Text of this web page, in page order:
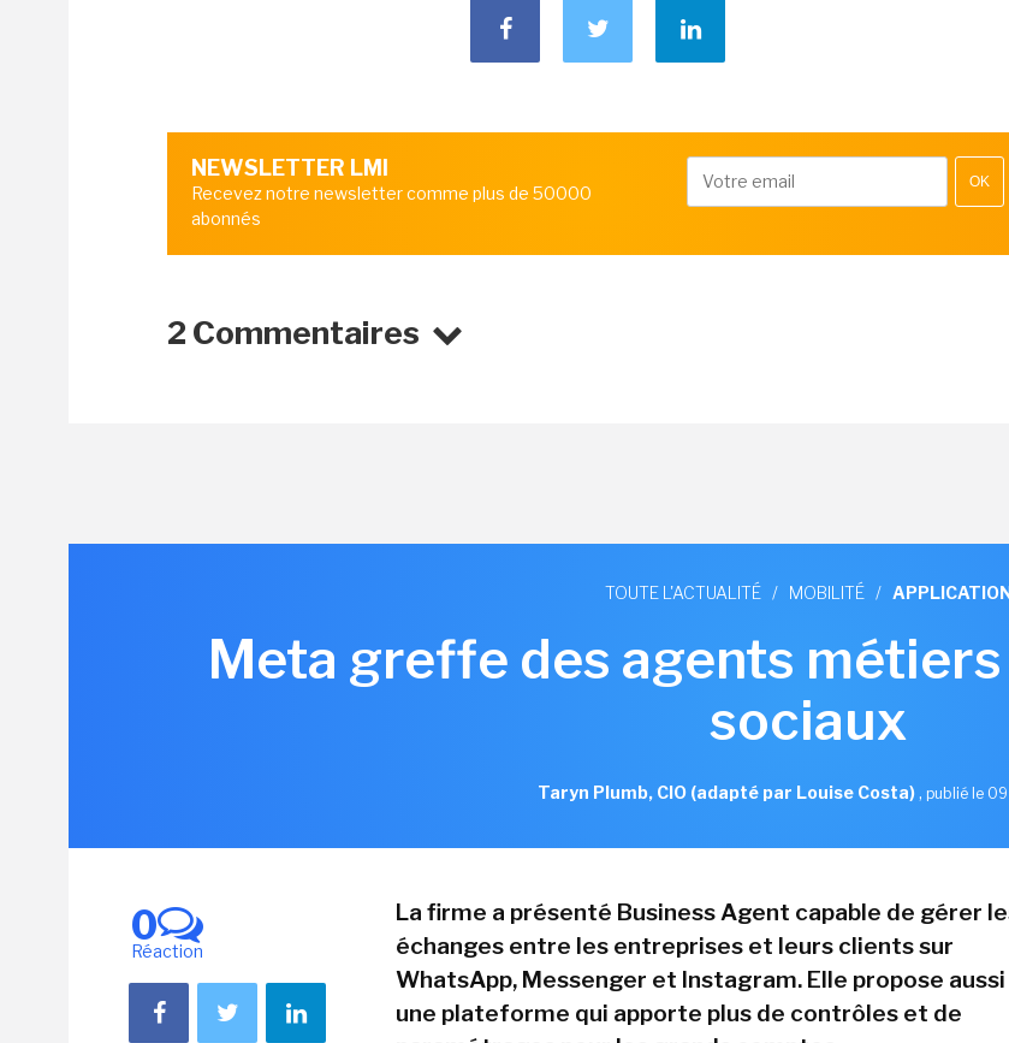
NEWSLETTER LMI
Recevez notre newsletter comme plus de 50000
abonnés
OK
2 Commentaires
TOUTE L'ACTUALITÉ / MOBILITÉ /
Meta greffe des agents
sociaux
Taryn Plumb, CIO (adapté par Louise Costa), publié le
0
Réaction
La firme a présenté Business Agent capable de gérer
échanges entre les entreprises et leurs clients sur
WhatsApp, Messenger et Instagram. Elle propose aussi
une plateforme qui apporte plus de contrôles et de